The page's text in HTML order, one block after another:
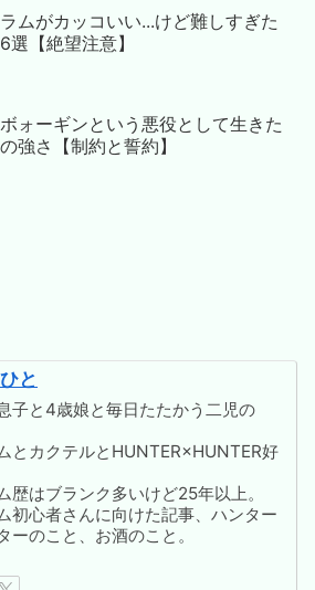
ラムがカッコいい...けど難しすぎた
選【絶望注意】
ォーギンという悪役として生きた
強さ【制約と誓約】
と
子と4歳娘と毎日たたかう二児の
とカクテルとHUNTER×HUNTER好
歴はブランク多いけど25年以上。
初心者さんに向けた記事、ハンター
ーのこと、お酒のこと。